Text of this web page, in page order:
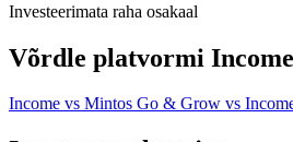
Investeerimata raha osakaal
Võrdle platvormi
Income vs Mintos Go & Grow vs